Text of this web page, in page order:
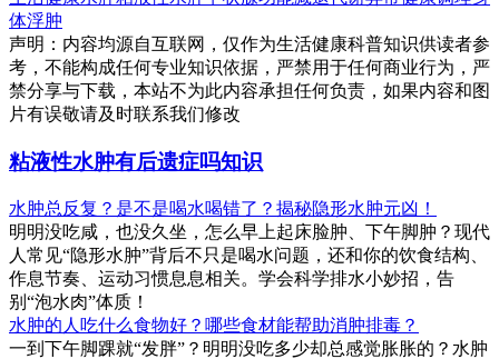
体浮肿
声明：内容均源自互联网，仅作为生活健康科普知识供读者参
考，不能构成任何专业知识依据，严禁用于任何商业行为，严
禁分享与下载，本站不为此内容承担任何负责，如果内容和图
片有误敬请及时联系我们修改
粘液性水肿有后遗症吗知识
水肿总反复？是不是喝水喝错了？揭秘隐形水肿元凶！
明明没吃咸，也没久坐，怎么早上起床脸肿、下午脚肿？现代
人常见“隐形水肿”背后不只是喝水问题，还和你的饮食结构、
作息节奏、运动习惯息息相关。学会科学排水小妙招，告
别“泡水肉”体质！
水肿的人吃什么食物好？哪些食材能帮助消肿排毒？
一到下午脚踝就“发胖”？明明没吃多少却总感觉胀胀的？水肿